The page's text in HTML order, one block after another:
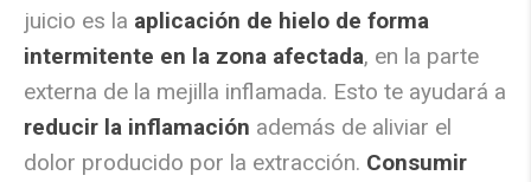
juicio es la aplicación de hielo de forma
intermitente en la zona afectada, en la parte
externa de la mejilla inflamada. Esto te ayudará a
reducir la inflamación además de aliviar el
dolor producido por la extracción. Consumir